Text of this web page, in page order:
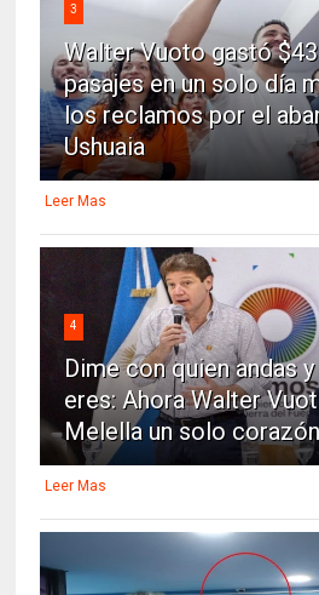
3
Walter Vuoto gastó
pasajes en un solo día
los reclamos por el
Ushuaia
Leer Mas
4
Dime con quien andas
eres: Ahora Walter
Melella un solo corazón
Leer Mas